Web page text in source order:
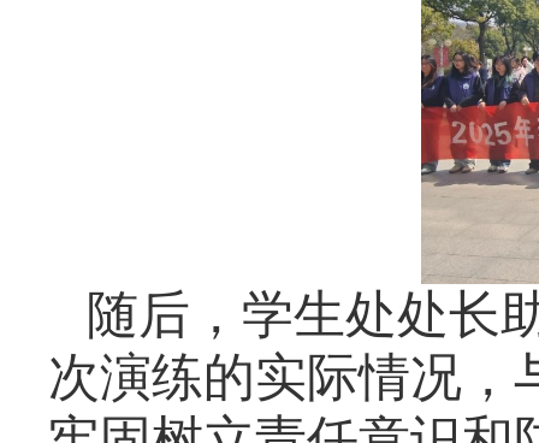
随后，学生处处长
次演练的实际情况，